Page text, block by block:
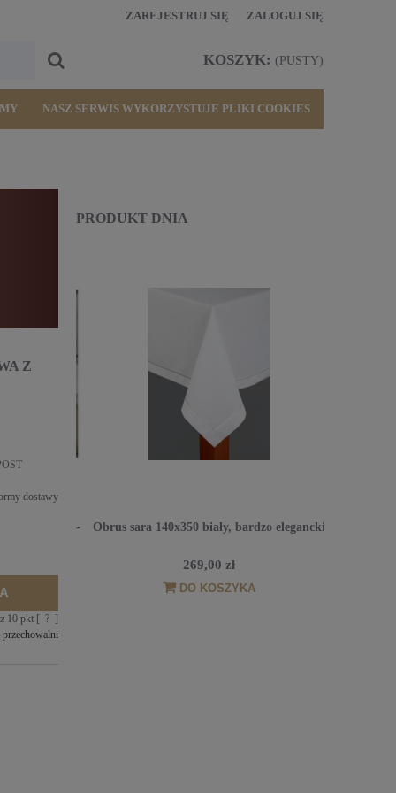
ZAREJESTRUJ SIĘ ZALOGUJ SIĘ
KOSZYK: (PUSTY)
NASZ SERWIS WYKORZYSTUJE PLIKI COOKIES
Z
dostawy
10pkt [ ? ]
PRODUKT DNIA
6-
161
Obrus sara 140x350 biały, bardzo elegancki
269,00 zł
DO KOSZYKA